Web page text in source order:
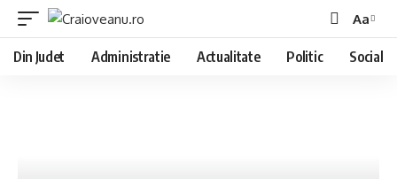
Aa
Din Judet Administratie Actualitate Politic Social